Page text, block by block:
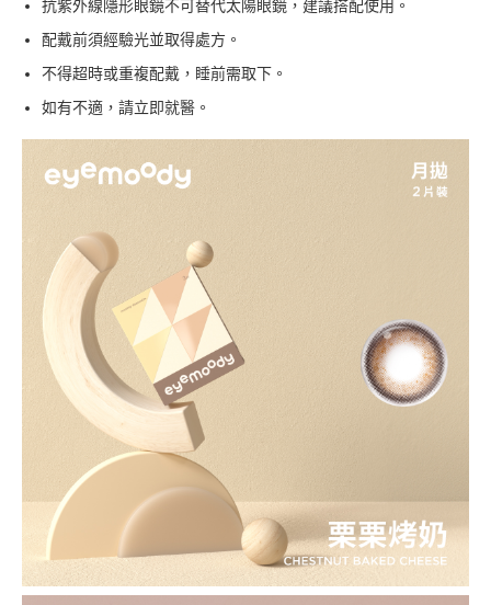
抗紫外線隱形眼鏡不可替代太陽眼鏡，建議搭配使用。
配戴前須經驗光並取得處方。
不得超時或重複配戴，睡前需取下。
如有不適，請立即就醫。